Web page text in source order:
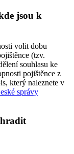
jsou k
volit dobu
(tzv.
souhlasu ke
pojištěnce z
který naleznete v
správy